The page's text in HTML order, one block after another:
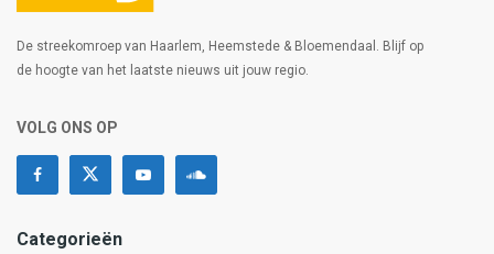
De streekomroep van Haarlem, Heemstede & Bloemendaal. Blijf op
de hoogte van het laatste nieuws uit jouw regio.
VOLG ONS OP
Categorieën